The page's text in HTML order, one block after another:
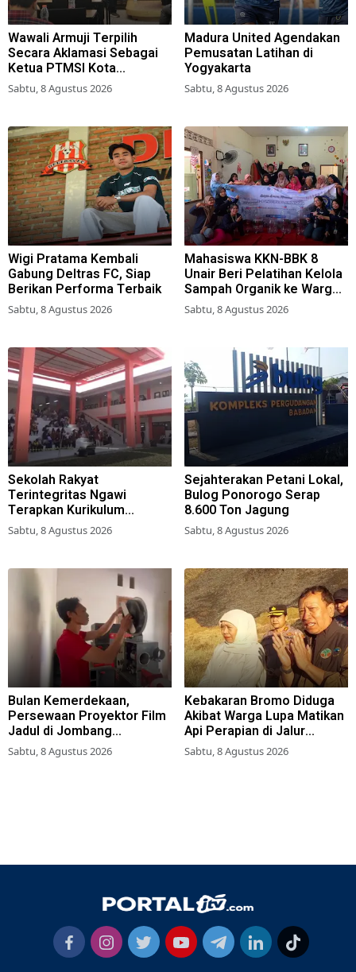
Wawali Armuji Terpilih
Secara Aklamasi Sebagai
Ketua PTMSI Kota
Surabaya
Sabtu, 8 Agustus 2026
Madura United Agendakan
Pemusatan Latihan di
Yogyakarta
Sabtu, 8 Agustus 2026
Wigi Pratama Kembali
Gabung Deltras FC, Siap
Berikan Performa Terbaik
Sabtu, 8 Agustus 2026
Mahasiswa KKN-BBK 8
Unair Beri Pelatihan Kelola
Sampah Organik ke Warga
Simokerto Surabaya
Sabtu, 8 Agustus 2026
Sekolah Rakyat
Terintegritas Ngawi
Terapkan Kurikulum
Berbasis Asrama
Sabtu, 8 Agustus 2026
Sejahterakan Petani Lokal,
Bulog Ponorogo Serap
8.600 Ton Jagung
Sabtu, 8 Agustus 2026
Bulan Kemerdekaan,
Persewaan Proyektor Film
Jadul di Jombang
Meningkat
Sabtu, 8 Agustus 2026
Kebakaran Bromo Diduga
Akibat Warga Lupa Matikan
Api Perapian di Jalur
Tradisional
Sabtu, 8 Agustus 2026